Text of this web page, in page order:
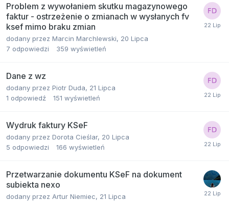
Problem z wywołaniem skutku magazynowego
faktur - ostrzeżenie o zmianach w wysłanych fv
ksef mimo braku zmian
dodany przez Marcin Marchlewski, 20 Lipca
7 odpowiedzi 359 wyświetleń
Dane z wz
dodany przez Piotr Duda, 21 Lipca
1 odpowiedź 151 wyświetleń
Wydruk faktury KSeF
dodany przez Dorota Cieślar, 20 Lipca
5 odpowiedzi 166 wyświetleń
Przetwarzanie dokumentu KSeF na dokument
subiekta nexo
dodany przez Artur Niemiec, 21 Lipca